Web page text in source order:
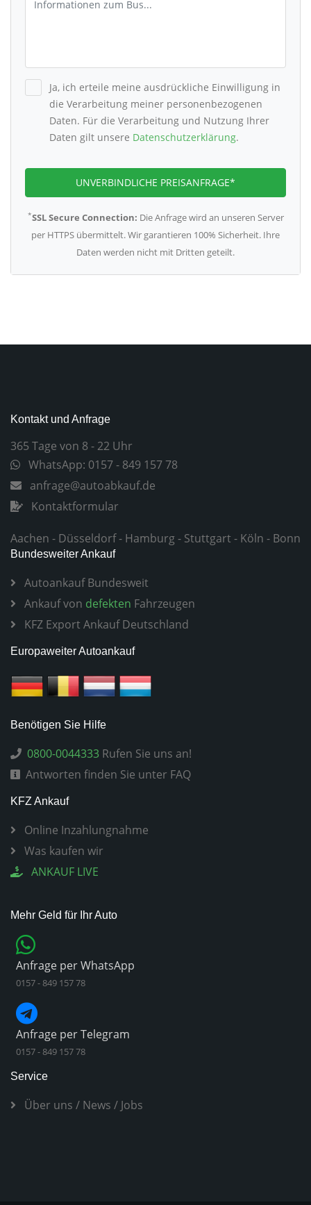
Ja, ich erteile meine ausdrückliche Einwilligung in
die Verarbeitung meiner personenbezogenen
Daten. Für die Verarbeitung und Nutzung Ihrer
Daten gilt unsere Datenschutzerklärung.
UNVERBINDLICHE PREISANFRAGE*
*SSL Secure Connection: Die Anfrage wird an unseren Server
per HTTPS übermittelt. Wir garantieren 100% Sicherheit. Ihre
Daten werden nicht mit Dritten geteilt.
Kontakt und Anfrage
365 Tage von 8 - 22 Uhr
WhatsApp: 0157 - 849 157 78
anfrage@autoabkauf.de
Kontaktformular
Aachen - Düsseldorf- Hamburg- Stuttgart - Köln - Bonn
Bundesweiter Ankauf
Autoankauf Bundesweit
Ankauf von defekten Fahrzeugen
KFZ Export Ankauf Deutschland
Europaweiter Autoankauf
Benötigen Sie Hilfe
0800-0044333 Rufen Sie uns an!
Antworten finden Sie unter FAQ
KFZ Ankauf
Online Inzahlungnahme
Was kaufen wir
ANKAUF LIVE
Mehr Geld für Ihr Auto
Anfrage per WhatsApp
0157 - 849 157 78
Anfrage per Telegram
0157 - 849 157 78
Service
Über uns / News / Jobs